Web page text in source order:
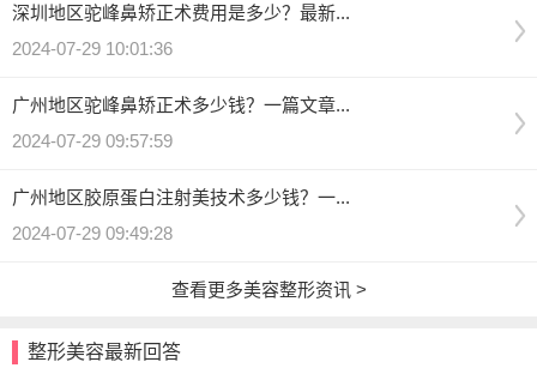
深圳地区驼峰鼻矫正术费用是多少？最新...
2024-07-29 10:01:36
广州地区驼峰鼻矫正术多少钱？一篇文章...
2024-07-29 09:57:59
广州地区胶原蛋白注射美技术多少钱？一...
2024-07-29 09:49:28
查看更多美容整形资讯 >
整形美容最新回答